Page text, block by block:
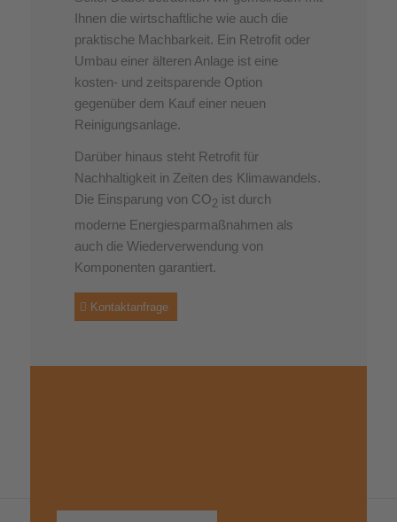
Ihnen die wirtschaftliche wie auch die
praktische Machbarkeit. Ein Retrofit oder
Umbau einer älteren Anlage ist eine
kosten- und zeitsparende Option
gegenüber dem Kauf einer neuen
Reinigungsanlage.
Darüber hinaus steht Retrofit für
Nachhaltigkeit in Zeiten des Klimawandels.
Die Einsparung von CO2 ist durch
moderne Energiesparmaßnahmen als
auch die Wiederverwendung von
Komponenten garantiert.
Kontaktanfrage